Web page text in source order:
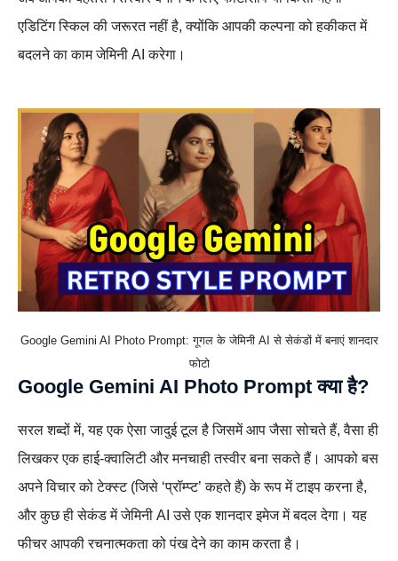
एडिटिंग स्किल की जरूरत नहीं है, क्योंकि आपकी कल्पना को हकीकत में
बदलने का काम जेमिनी AI करेगा।
Google Gemini AI Photo Prompt: गूगल के जेमिनी AI से सेकंडों में बनाएं शानदार
फोटो
Google Gemini AI Photo Prompt क्या है?
सरल शब्दों में, यह एक ऐसा जादुई टूल है जिसमें आप जैसा सोचते हैं, वैसा ही
लिखकर एक हाई-क्वालिटी और मनचाही तस्वीर बना सकते हैं। आपको बस
अपने विचार को टेक्स्ट (जिसे ‘प्रॉम्प्ट’ कहते हैं) के रूप में टाइप करना है,
और कुछ ही सेकंड में जेमिनी AI उसे एक शानदार इमेज में बदल देगा। यह
फीचर आपकी रचनात्मकता को पंख देने का काम करता है।